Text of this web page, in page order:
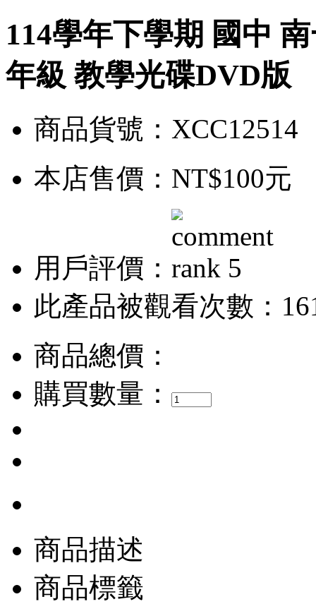
114學年下學期 國中
年級 教學光碟DVD版
商品貨號：XCC12514
本店售價： NT$100元
用戶評價：
此產品被觀看次數：
商品總價：
購買數量：
商品描述
商品標籤